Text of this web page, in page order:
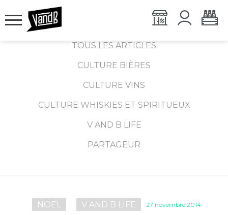
TOUS LES ARTICLES
CULTURE BIÈRES
CULTURE VINS
CULTURE WHISKIES ET SPIRITUEUX
V AND B LIFE
PARTAGEUR
NOËL V AND B LIFE 27 novembre 2014